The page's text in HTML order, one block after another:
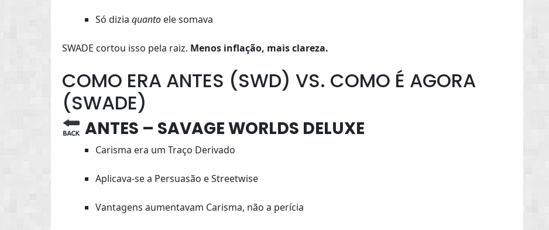
Só diziaquanto ele somava
SWADE cortou isso pela raiz. Menos inflação, mais clareza.
COMO ERA ANTES (SWD) VS. COMO É AGORA
(SWADE)
ANTES – SAVAGE WORLDS DELUXE
Carisma era um Traço Derivado
Aplicava-se a Persuasão e Streetwise
Vantagens aumentavam Carisma, não a perícia